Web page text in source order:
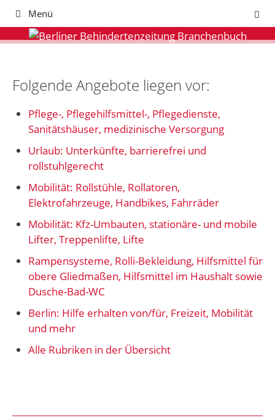
Zum
springen
Menü
Folgende Angebote liegen vor:
Pflege-, Pflegehilfsmittel-, Pflegedienste,
Sanitätshäuser, medizinische Versorgung
Urlaub: Unterkünfte, barrierefrei und
rollstuhlgerecht
Mobilität: Rollstühle, Rollatoren,
Elektrofahrzeuge, Handbikes, Fahrräder
Mobilität: Kfz-Umbauten, stationäre- und mobile
Lifter, Treppenlifte, Lifte
Rampensysteme, Rolli-Bekleidung, Hilfsmittel für
obere Gliedmaßen, Hilfsmittel im Haushalt sowie
Dusche-Bad-WC
Berlin: Hilfe erhalten von/für, Freizeit, Mobilität
und mehr
Alle Rubriken in der Übersicht